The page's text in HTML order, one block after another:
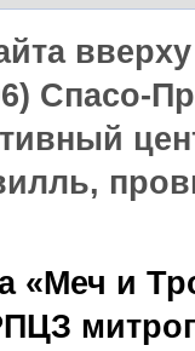
Спасо-
«Меч и